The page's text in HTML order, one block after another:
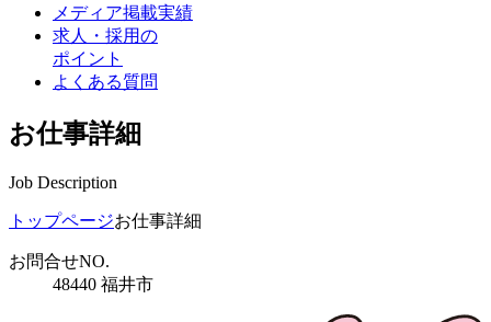
メディア掲載実績
求人・採用の
ポイント
よくある質問
お仕事詳細
Job Description
トップページお仕事詳細
お問合せNO.
48440 福井市